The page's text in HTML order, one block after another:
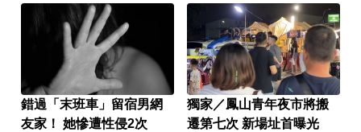
錯過「末班車」留宿男網
友家！ 她慘遭性侵2次
獨家／鳳山青年夜市將搬
遷第七次 新場址首曝光